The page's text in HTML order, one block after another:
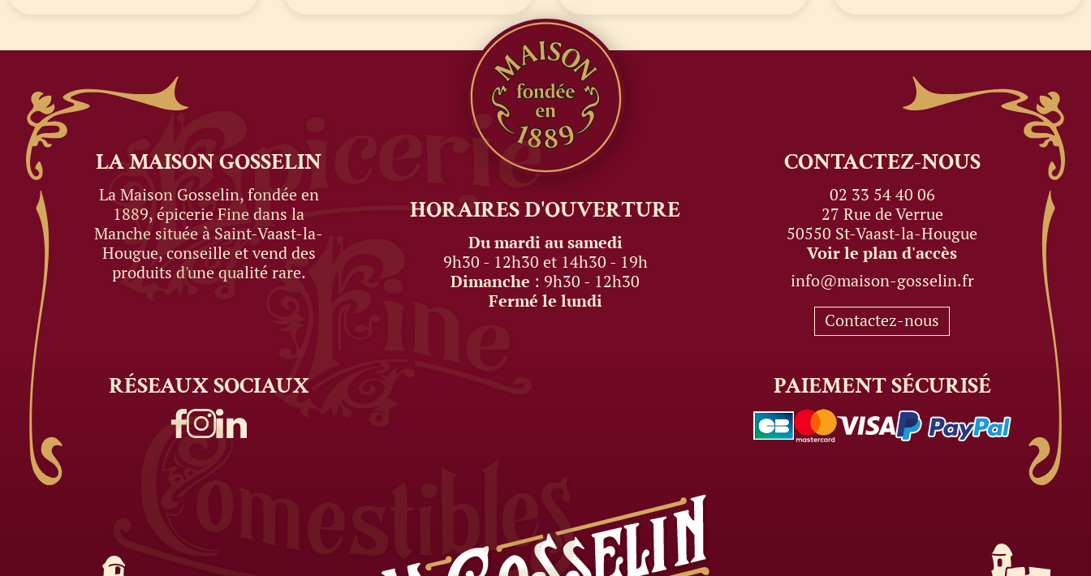
LA MAISONGOSSELIN
La Maison Gosselin, fondée en
1889, épicerie Fine dans la
Manche située à Saint-Vaast-la-
Hougue, conseille et vend des
produits d'une qualité rare.
HORAIRESD'OUVERTURE
Du mardi au samedi
9h30 - 12h30 et 14h30 - 19h
Dimanche : 9h30 - 12h30
Fermé le lundi
CONTACTEZ-NOUS
02 33 54 40 06
27 Rue de Verrue
50550 St-Vaast-la-Hougue
Voir le plan d'accès
info@maison-gosselin.fr
Contactez-nous
RÉSEAUXSOCIAUX PAIEMENTSÉCURISÉ